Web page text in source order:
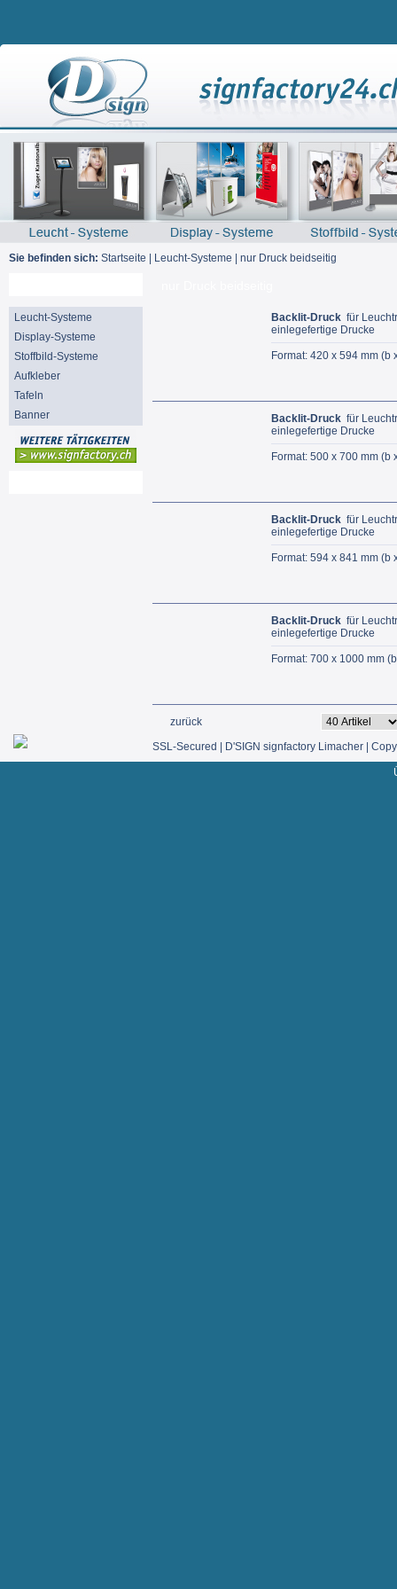
Sie befinden sich: Startseite Leucht-Systeme nur Druck beidseitig
Leucht-Systeme
Display-Systeme
Stoffbild-Systeme
Aufkleber
Tafeln
Banner
Backlit-Druck für
einlegefertige Drucke
Format: 420 x 594 mm (b
Backlit-Druck für
einlegefertige Drucke
Format: 500 x 700 mm (b
Backlit-Druck für
einlegefertige Drucke
Format: 594 x 841 mm (b
Backlit-Druck für
einlegefertige Drucke
Format: 700 x 1000 mm
zurück
SSL-Secured | D'SIGN signfactory Limacher |